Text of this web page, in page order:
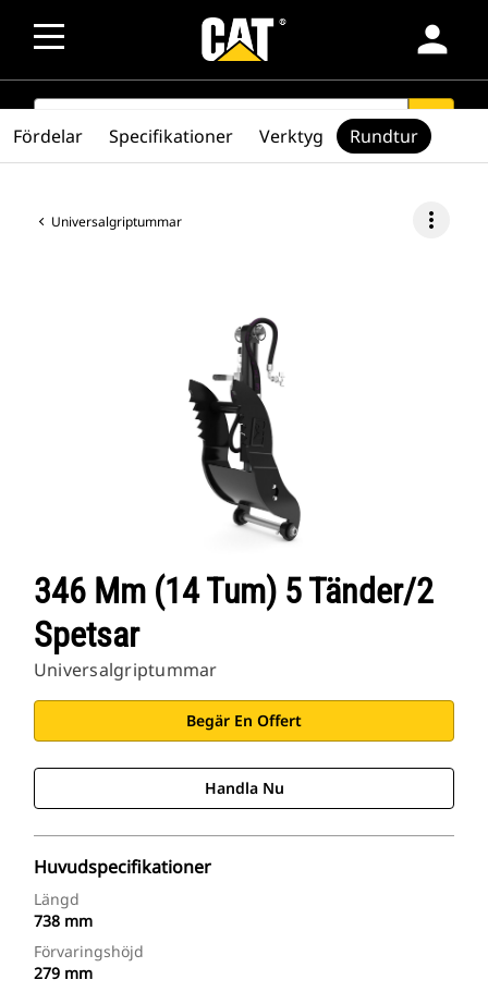
person
SEARCH search
Universalgriptummar more_vert
346 Mm (14 Tum) 5 Tänder/2
Spetsar
Universalgriptummar
Begär En Offert
Handla Nu
Huvudspecifikationer
Längd
738 mm
Förvaringshöjd
279 mm
Fördelar Specifikationer Verktyg Rundtur